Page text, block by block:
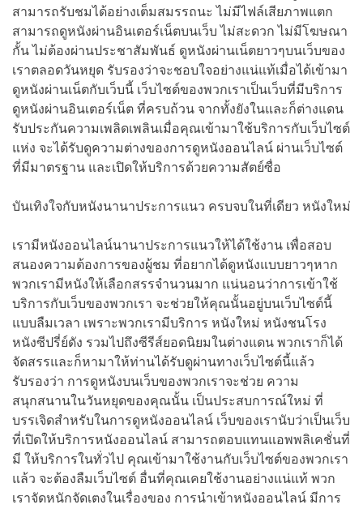
สามารถรับชมได้อย่างเต็มสมรรถนะ ไม่มีไฟล์เสียภาพแตก
สามารถดูหนังผ่านอินเตอร์เน็ตบนเว็บ ไม่สะดวก ไม่มีโฆษณา
กั้น ไม่ต้องผ่านประชาสัมพันธ์ ดูหนังผ่านเน็ตยาวๆบนเว็บของ
เราตลอดวันหยุด รับรองว่าจะชอบใจอย่างแน่แท้เมื่อได้เข้ามา
ดูหนังผ่านเน็ตกับเว็บนี้ เว็บไซต์ของพวกเราเป็นเว็บที่มีบริการ
ดูหนังผ่านอินเตอร์เน็ต ที่ครบถ้วน จากทั้งยังในและก็ต่างแดน
รับประกันความเพลิดเพลินเมื่อคุณเข้ามาใช้บริการกับเว็บไซต์
แห่ง จะได้รับดูความต่างของการดูหนังออนไลน์ ผ่านเว็บไซต์
ที่มีมาตรฐาน และเปิดให้บริการด้วยความสัตย์ซื่อ
บันเทิงใจกับหนังนานาประการแนว ครบจบในที่เดียว หนังใหม่
เรามีหนังออนไลน์นานาประการแนวให้ได้ใช้งาน เพื่อสอบ
สนองความต้องการของผู้ชม ที่อยากได้ดูหนังแบบยาวๆหาก
พวกเรามีหนังให้เลือกสรรจำนวนมาก แน่นอนว่าการเข้าใช้
บริการกับเว็บของพวกเรา จะช่วยให้คุณนั้นอยู่บนเว็บไซต์นี้
แบบลืมเวลา เพราะพวกเรามีบริการ หนังใหม่ หนังชนโรง
หนังซีปรี่ย์ดัง รวมไปถึงซีรีส์ยอดนิยมในต่างแดน พวกเราก็ได้
จัดสรรและก็หามาให้ท่านได้รับดูผ่านทางเว็บไซต์นี้แล้ว
รับรองว่า การดูหนังบนเว็บของพวกเราจะช่วย ความ
สนุกสนานในวันหยุดของคุณนั้น เป็นประสบการณ์ใหม่ ที่
บรรเจิดสำหรับในการดูหนังออนไลน์ เว็บของเรานับว่าเป็นเว็บ
ที่เปิดให้บริการหนังออนไลน์ สามารถตอบแทนแอพพลิเคชั่นที่
มี ให้บริการในทั่วไป คุณเข้ามาใช้งานกับเว็บไซต์ของพวกเรา
แล้ว จะต้องลืมเว็บไซต์ อื่นที่คุณเคยใช้งานอย่างแน่แท้ พวก
เราจัดหนักจัดเตงในเรื่องของ การนำเข้าหนังออนไลน์ มีการ